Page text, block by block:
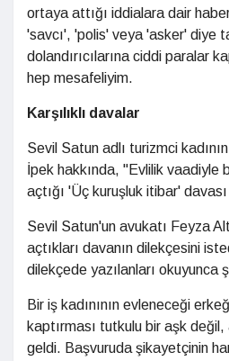
ortaya attığı iddialara dair
'savcı', 'polis' veya 'asker' diye
dolandırıcılarına ciddi paralar
hep mesafeliyim.
Karşılıklı davalar
Sevil Satun adlı turizmci
İpek hakkında, "Evlilik vaadiyle
açtığı 'Üç kuruşluk itibar'
Sevil Satun'un avukatı Feyza
açtıkları davanın dilekçesini
dilekçede yazılanları okuyunca
Bir iş kadınının evleneceği
kaptırması tutkulu bir aşk değil,
geldi. Başvuruda şikayetçinin